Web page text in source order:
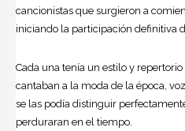
cancionistas que surgieron a
iniciando la participación definitiva
Cada una tenía un estilo y
cantaban a la moda de la época,
se las podía distinguir
perduraran en el tiempo.